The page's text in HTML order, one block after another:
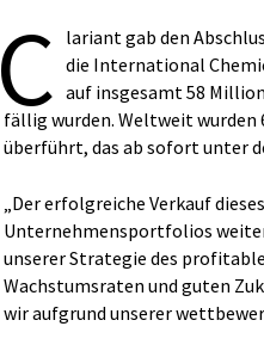
C lariant gab den
die International
auf insgesamt 58
fällig wurden. Weltweit wurden
überführt, das ab sofort unter
„Der erfolgreiche Verkauf
Unternehmensportfolios
unserer Strategie des
Wachstumsraten und guten
wir aufgrund unserer